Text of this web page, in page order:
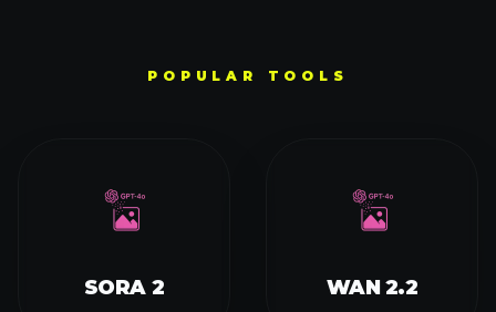
POPULAR TOOLS
SORA 2 WAN 2.2